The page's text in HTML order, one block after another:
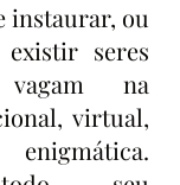
instaurar, ou
seres
na
virtual,